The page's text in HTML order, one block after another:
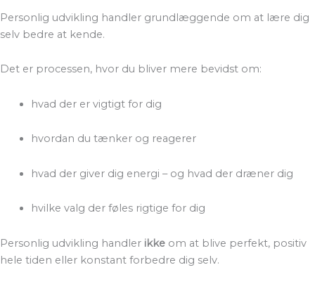
Personlig udvikling handler grundlæggende om at lære dig
selv bedre at kende.
Det er processen, hvor du bliver mere bevidst om:
hvad der er vigtigt for dig
hvordan du tænker og reagerer
hvad der giver dig energi – og hvad der dræner dig
hvilke valg der føles rigtige for dig
Personlig udvikling handler ikke om at blive perfekt, positiv
hele tiden eller konstant forbedre dig selv.